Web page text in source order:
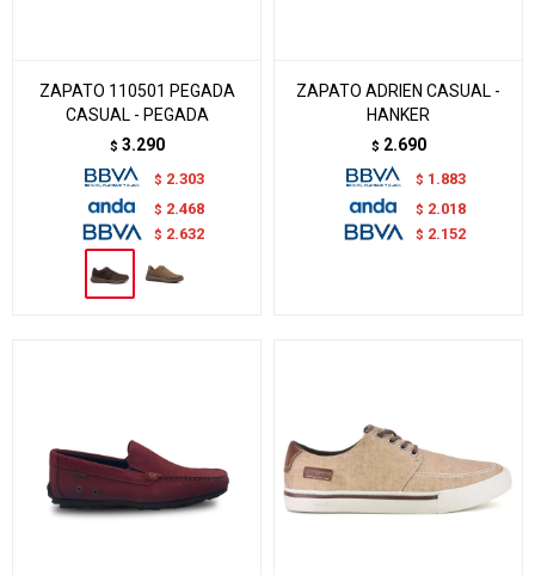
ZAPATO 110501 PEGADA
CASUAL - PEGADA
$ 3.290
$ 2.303
$ 2.468
$ 2.632
ZAPATO ADRIEN CASUAL -
HANKER
$ 2.690
$ 1.883
$ 2.018
$ 2.152